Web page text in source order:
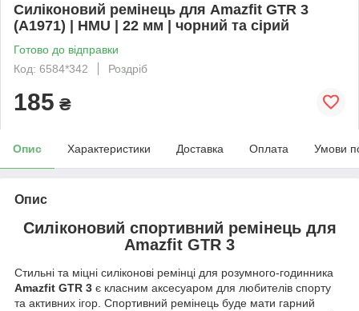
Силіконовий ремінець для Amazfit GTR 3
(A1971) | HMU | 22 мм | чорний та сірий
Готово до відправки
Код: 6584*342
Роздріб
185 ₴
Опис Характеристики Доставка Оплата Умови
Опис
Силіконовий спортивний ремінецьдля
Amazfit GTR 3
Стильні та міцні силіконові ремінці для розумного-годинника
Amazfit GTR 3 є класним аксесуаром для любителів спорту
та активних ігор. Спортивний ремінець буде мати гарний